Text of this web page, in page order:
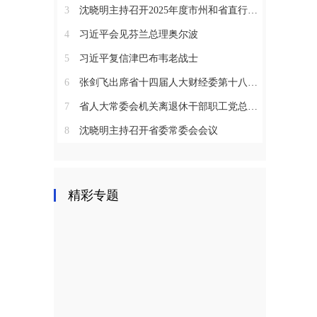
3 沈晓明主持召开2025年度市州和省直行业系统党（工）委书记抓基层党建工作述职评议会议
4 习近平会见芬兰总理奥尔波
5 习近平复信津巴布韦老战士
6 张剑飞出席省十四届人大财经委第十八次全体会议
7 省人大常委会机关离退休干部职工党总支召开2025年度总结表彰大会
8 沈晓明主持召开省委常委会会议
精彩专题